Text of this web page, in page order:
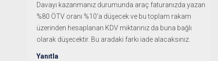
Davayı kazanmanız durumunda araç faturanızda yazan
%80 ÖTV oranı %10’a düşecek ve bu toplam rakam
üzerinden hesaplanan KDV miktarınız da buna bağlı
olarak düşecektir. Bu aradaki farkı iade alacaksınız.
Yanıtla